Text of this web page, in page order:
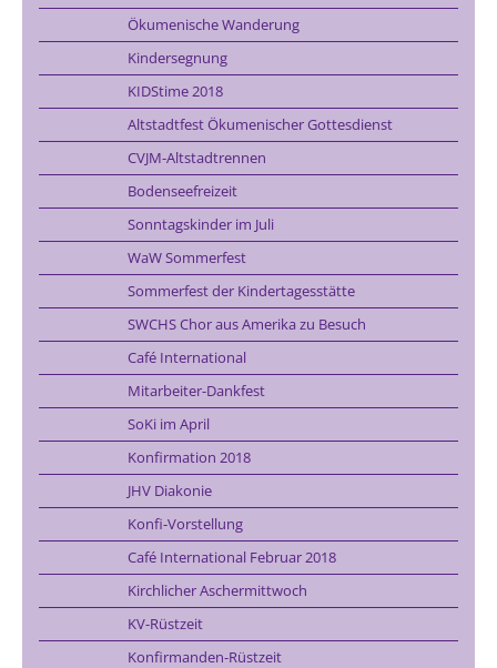
Ökumenische Wanderung
Kindersegnung
KIDStime 2018
Altstadtfest Ökumenischer Gottesdienst
CVJM-Altstadtrennen
Bodenseefreizeit
Sonntagskinder im Juli
WaW Sommerfest
Sommerfest der Kindertagesstätte
SWCHS Chor aus Amerika zu Besuch
Café International
Mitarbeiter-Dankfest
SoKi im April
Konfirmation 2018
JHV Diakonie
Konfi-Vorstellung
Café International Februar 2018
Kirchlicher Aschermittwoch
KV-Rüstzeit
Konfirmanden-Rüstzeit